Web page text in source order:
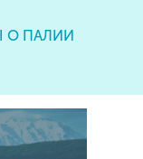
О ПАЛИИ